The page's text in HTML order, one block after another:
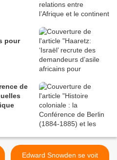
pour
de
Edward Snowden se voit